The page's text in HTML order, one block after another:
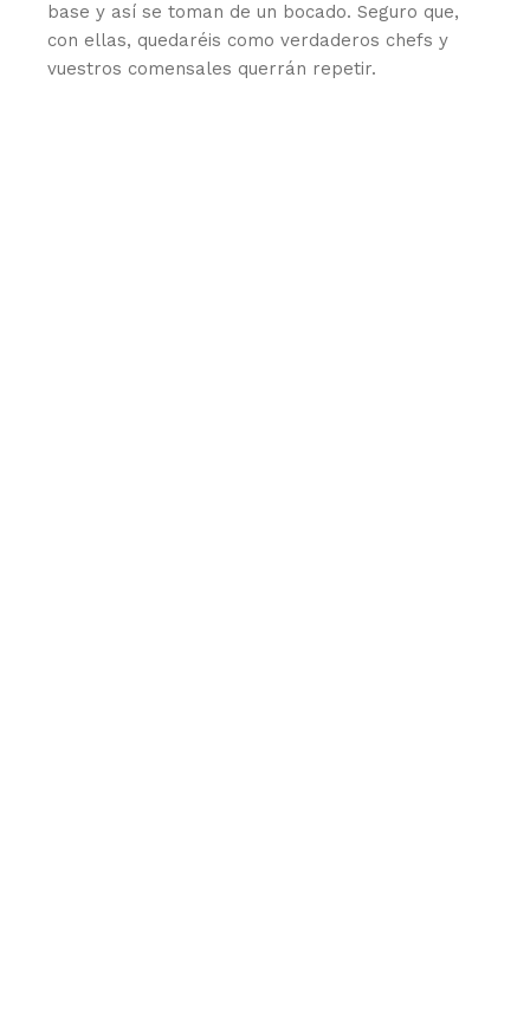
base y así se toman de un bocado. Seguro que,
con ellas, quedaréis como verdaderos chefs y
vuestros comensales querrán repetir.